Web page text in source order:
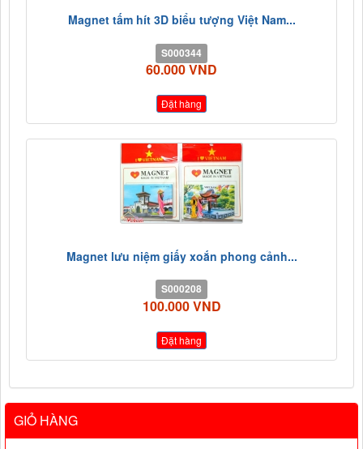
Magnet tấm hít 3D biểu tượng Việt Nam...
S000344
60.000 VND
Đặt hàng
Magnet lưu niệm giấy xoắn phong cảnh...
S000208
100.000 VND
Đặt hàng
GIỎ HÀNG